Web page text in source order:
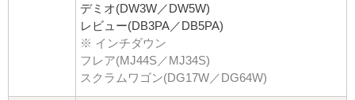
デミオ(DW3W／DW5W)
レビュー(DB3PA／DB5PA)
※ インチダウン
フレア(MJ44S／MJ34S)
スクラムワゴン(DG17W／DG64W)